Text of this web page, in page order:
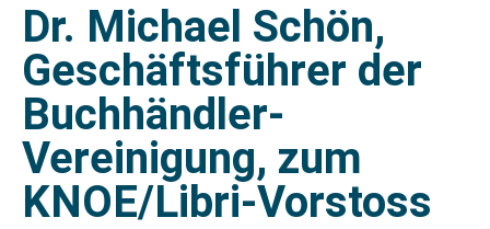
Dr. Michael Schön,
Geschäftsführer der
Buchhändler-
Vereinigung, zum
KNOE/Libri-Vorstoss